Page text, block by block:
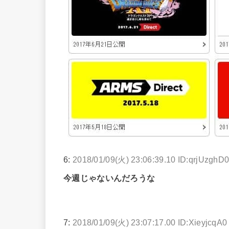
6: 2018/01/09(火) 23:06:39.10 ID:qrjUzghD0
今週じゃないんだろうな
7: 2018/01/09(火) 23:07:17.00 ID:XieyjcqA0